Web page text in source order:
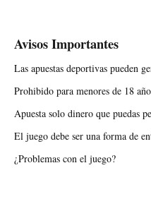
Avisos Importantes
Las apuestas deportivas pueden
Prohibido para menores de 18
Apuesta solo dinero que puedas
El juego debe ser una forma de
¿Problemas con el juego?